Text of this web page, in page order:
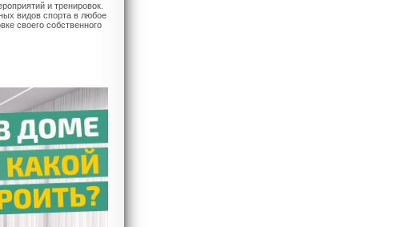
и тренировок.
видов спорта в любое
своего собственного